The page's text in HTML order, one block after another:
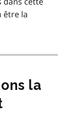
être la
la